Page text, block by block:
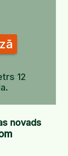
12
novads